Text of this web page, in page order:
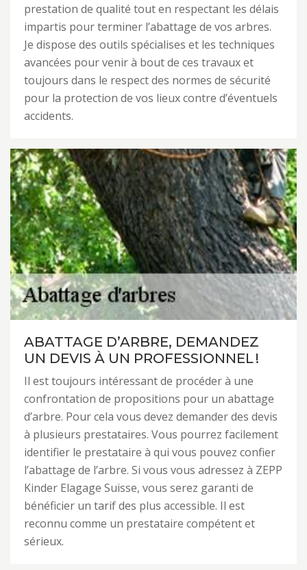
prestation de qualité tout en respectant les délais
impartis pour terminer l’abattage de vos arbres.
Je dispose des outils spécialises et les techniques
avancées pour venir à bout de ces travaux et
toujours dans le respect des normes de sécurité
pour la protection de vos lieux contre d’éventuels
accidents.
ABATTAGE D’ARBRE, DEMANDEZ
UN DEVIS À UN PROFESSIONNEL !
Il est toujours intéressant de procéder à une
confrontation de propositions pour un abattage
d’arbre. Pour cela vous devez demander des devis
à plusieurs prestataires. Vous pourrez facilement
identifier le prestataire à qui vous pouvez confier
l’abattage de l’arbre. Si vous vous adressez à ZEPP
Kinder Elagage Suisse, vous serez garanti de
bénéficier un tarif des plus accessible. Il est
reconnu comme un prestataire compétent et
sérieux.